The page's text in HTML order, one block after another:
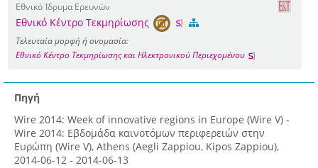
Εθνικό Ίδρυμα Ερευνών
Εθνικό Κέντρο Τεκμηρίωσης
Τελευταία μορφή ή ονομασία:
Εθνικό Κέντρο Τεκμηρίωσης και Ηλεκτρονικού Περιεχομένου
Πηγή
Wire 2014: Week of innovative regions in Europe (Wire V) -
Wire 2014: Εβδομάδα καινοτόμων περιφερειών στην
Ευρώπη (Wire V), Athens (Aegli Zappiou, Kipos Zappiou),
2014-06-12 - 2014-06-13